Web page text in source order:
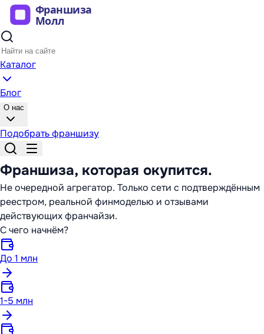
Каталог
Блог
О нас
Подобрать франшизу
Франшиза, которая окупится.
Не очередной агрегатор. Только сети с подтверждённым
реестром, реальной финмоделью и отзывами
действующих франчайзи.
С чего начнём?
До 1 млн
1-5 млн